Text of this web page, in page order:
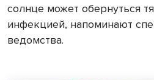
солнце может обернуться
инфекцией, напоминают
ведомства.